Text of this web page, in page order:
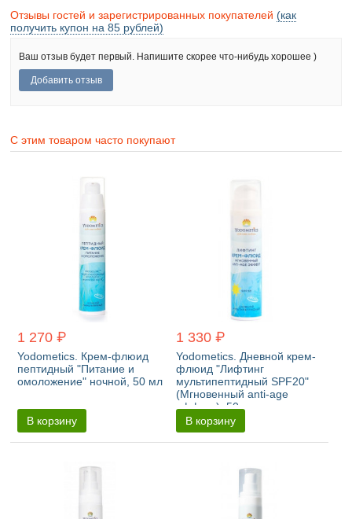
Отзывы гостей и зарегистрированных покупателей (как
получить купон на 85 рублей)
Ваш отзыв будет первый. Напишите скорее что-нибудь хорошее )
С этим товаром часто покупают
1 270 ₽
Yodometics. Крем-флюид
пептидный "Питание и
омоложение" ночной, 50 мл
В корзину
1 330 ₽
Yodometics. Дневной крем-
флюид "Лифтинг
мультипептидный SPF20"
(Мгновенный anti-age
эффект), 50 мл
В корзину